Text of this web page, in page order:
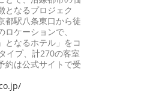
となるプロジェク
都駅八条東口から徒
ケーションで、
となるホテル」をコ
イプ、計270の客室
約は公式サイトで受